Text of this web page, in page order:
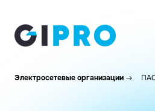
Электросетевые организации